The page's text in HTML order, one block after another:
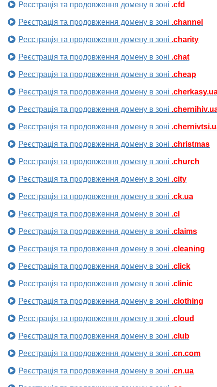
Реєстрація та продовження домену в зоні .cfd
Реєстрація та продовження домену в зоні .channel
Реєстрація та продовження домену в зоні .charity
Реєстрація та продовження домену в зоні .chat
Реєстрація та продовження домену в зоні .cheap
Реєстрація та продовження домену в зоні
Реєстрація та продовження домену в зоні
Реєстрація та продовження домену в зоні
Реєстрація та продовження домену в зоні .christmas
Реєстрація та продовження домену в зоні .church
Реєстрація та продовження домену в зоні .city
Реєстрація та продовження домену в зоні .ck.ua
Реєстрація та продовження домену в зоні .cl
Реєстрація та продовження домену в зоні .claims
Реєстрація та продовження домену в зоні .cleaning
Реєстрація та продовження домену в зоні .click
Реєстрація та продовження домену в зоні .clinic
Реєстрація та продовження домену в зоні .clothing
Реєстрація та продовження домену в зоні .cloud
Реєстрація та продовження домену в зоні .club
Реєстрація та продовження домену в зоні .cn.com
Реєстрація та продовження домену в зоні .cn.ua